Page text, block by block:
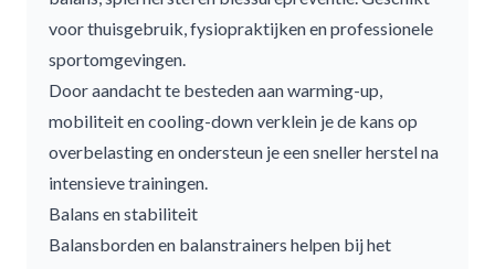
voor thuisgebruik, fysiopraktijken en professionele
sportomgevingen.
Door aandacht te besteden aan warming-up,
mobiliteit en cooling-down verklein je de kans op
overbelasting en ondersteun je een sneller herstel na
intensieve trainingen.
Balans en stabiliteit
Balansborden en balanstrainers helpen bij het